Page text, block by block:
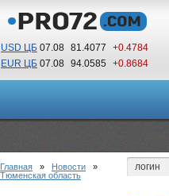
USD ЦБ 07.08 81.4077
+0.4784
EUR ЦБ 07.08 94.0585 +0.8684
19 19
По Гринвичу (GMT +5)
Главная » Новости »
Тюменская область